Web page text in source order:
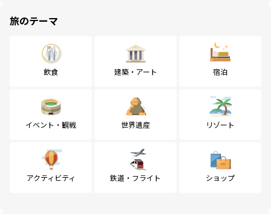
旅のテーマ
飲食 建築・アート 宿泊
イベント・観戦 世界遺産 リゾート
アクティビティ 鉄道・フライト ショップ